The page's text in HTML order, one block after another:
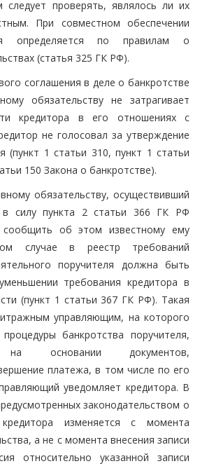
следует проверять, являлось ли их
При совместном обеспечении
определяется по правилам о
(статья 325 ГК РФ).
соглашения в деле о банкротстве
обязательству не затрагивает
кредитора в его отношениях с
не голосовал за утверждение
(пункт 1 статьи 310, пункт 1 статьи
150 Закона о банкротстве).
обязательству, осуществивший
в силу пункта 2 статьи 366 ГК РФ
сообщить об этом известному ему
случае в реестр требований
поручителя должна быть
требования кредитора в
(пункт 1 статьи 367 ГК РФ). Такая
управляющим, на которого
банкротства поручителя,
на основании документов,
платежа, в том числе по его
уведомляет кредитора. В
законодательством о
изменяется с момента
а не с момента внесения записи
относительно указанной записи